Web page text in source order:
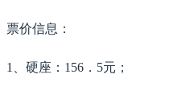
票价信息：
1、硬座：156．5元；